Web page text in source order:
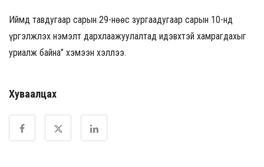
Иймд тавдугаар сарын 29-нөөс зургаадугаар сарын 10-нд
үргэлжлэх нэмэлт дархлаажуулалтад идэвхтэй хамрагдахыг
уриалж байна” хэмээн хэллээ.
Хуваалцах